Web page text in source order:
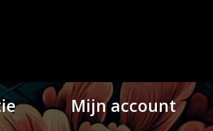
Mijn account